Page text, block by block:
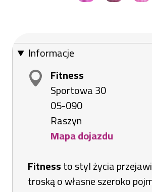
Informacje
Fitness
Sportowa 30
05-090
Raszyn
Mapa dojazdu
w
nowej
Fitnessto styl życia
troską o własne szeroko